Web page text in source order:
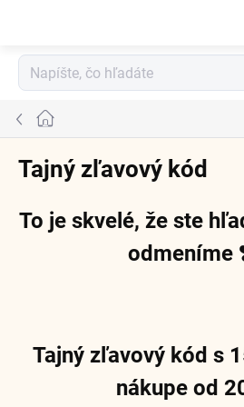
Domov
Tajný zľavový kód
To je skvelé, že ste
odmeníme
Tajný zľavový kód s
nákupe od